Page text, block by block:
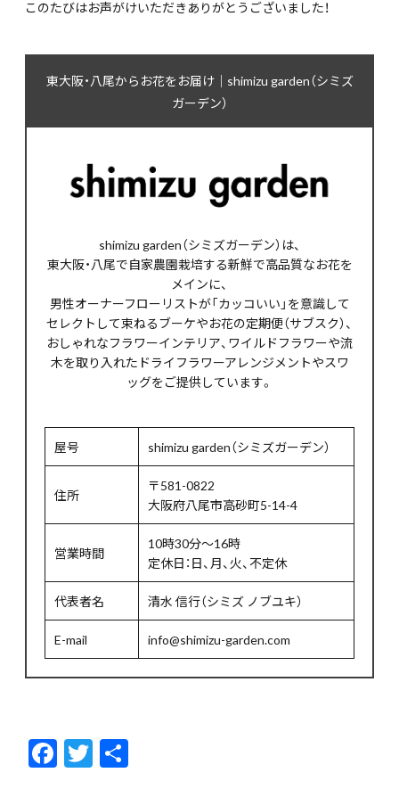
このたびはお声がけいただきありがとうございました！
東大阪・八尾からお花をお届け｜shimizu garden（シミズ
ガーデン）
shimizu garden（シミズガーデン）は、
東大阪・八尾で自家農園栽培する新鮮で高品質なお花を
メインに、
男性オーナーフローリストが「カッコいい」を意識して
セレクトして束ねるブーケやお花の定期便（サブスク）、
おしゃれなフラワーインテリア、ワイルドフラワーや流
木を取り入れたドライフラワーアレンジメントやスワ
ッグをご提供しています。
屋号 shimizu garden（シミズガーデン）
住所
〒581-0822
大阪府八尾市高砂町5-14-4
営業時間
10時30分～16時
定休日：日、月、火、不定休
代表者名 清水 信行（シミズ ノブユキ）
E-mail info@shimizu-garden.com
F T